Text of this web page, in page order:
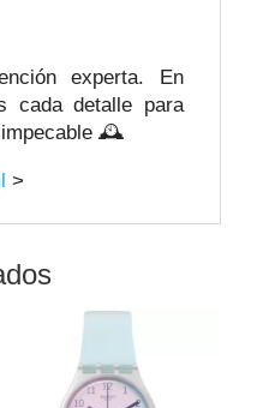
experta. En
cada detalle para
impecable 🕰️
>